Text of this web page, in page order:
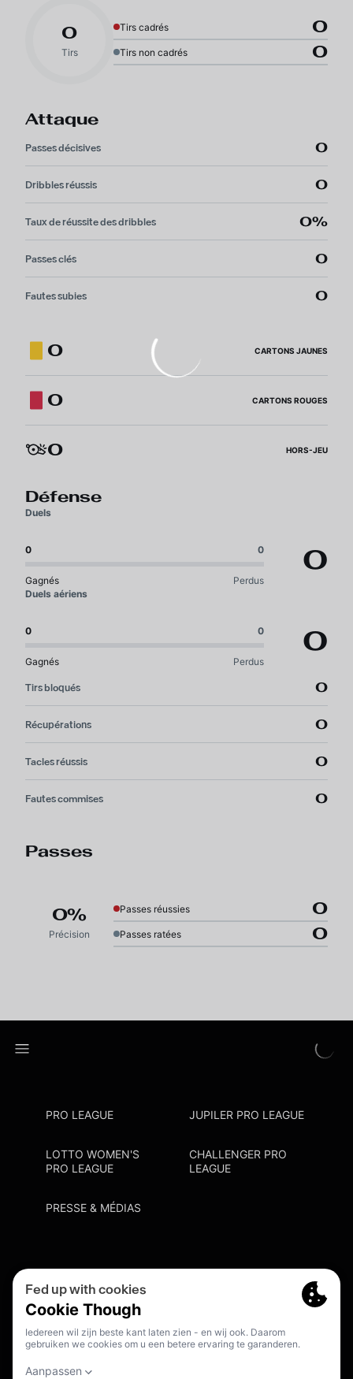
0
Tirs
Tirs cadrés 0
Tirs non cadrés 0
Attaque
Passes décisives 0
Dribbles réussis 0
Taux de réussite des dribbles 0%
Passes clés 0
Fautes subies 0
0 CARTONS JAUNES
0 CARTONS ROUGES
0 HORS-JEU
Défense
Duels
0 0
Gagnés Perdus
0
Duels aériens
0 0
Gagnés Perdus
0
Tirs bloqués 0
Récupérations 0
Tacles réussis 0
Fautes commises 0
Passes
0%
Précision
Passes réussies 0
Passes ratées 0
PRO LEAGUE JUPILER PRO LEAGUE
LOTTO WOMEN'S
PRO LEAGUE
CHALLENGER PRO
LEAGUE
PRESSE & MÉDIAS
Cookie Policy
Point De Contact Discrimination